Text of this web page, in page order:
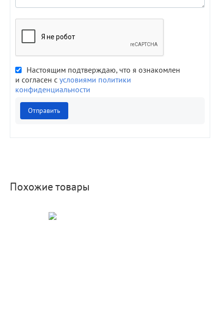
Настоящим подтверждаю, что я ознакомлен
и согласен с условиями политики
конфиденциальности
Отправить
Похожие товары